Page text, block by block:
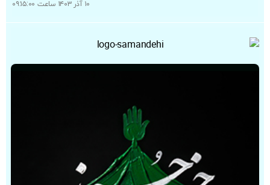
۱۰ آذر ۱۴۰۳ ساعت ۰۹:۱۵:۰۰